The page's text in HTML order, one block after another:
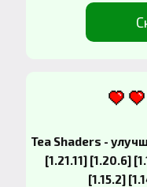
Tea Shaders -
[1.21.11] [1.20.6]
[1.15.2]